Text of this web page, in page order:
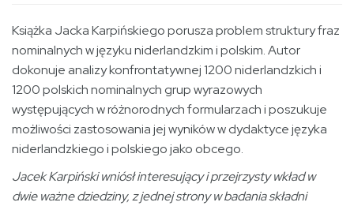
Książka Jacka Karpińskiego porusza problem struktury fraz
nominalnych w języku niderlandzkim i polskim. Autor
dokonuje analizy konfrontatywnej 1200 niderlandzkich i
1200 polskich nominalnych grup wyrazowych
występujących w różnorodnych formularzach i poszukuje
możliwości zastosowania jej wyników w dydaktyce języka
niderlandzkiego i polskiego jako obcego.
Jacek Karpiński wniósł interesujący i przejrzysty wkład w
dwie ważne dziedziny, z jednej strony w badania składni